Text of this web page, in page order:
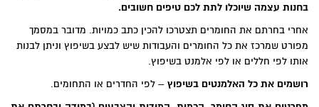
בחנות עצמה שיוכלו לתת לכם טיפים חשובים.
אחרי בחרתם את החומרים תצטרכו להכין כתב כמויות. מדובר במסמך
מפורט שמרכז את כל החומרים והעבודות שיש לבצע בשיפוץ וניתן לבנות
אותו לפי חללים או לפי אלמנט בשיפוץ.
רושמים את כל האלמנטים בשיפוץ – לפי החדרים או התחומים.